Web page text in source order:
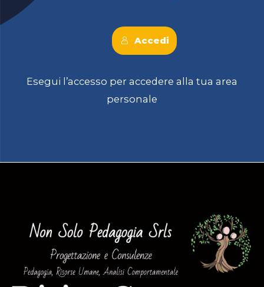
Accedi
Esegui l’accesso per accedere alla tua area
personale